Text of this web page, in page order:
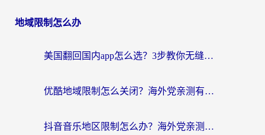
地域限制怎么办
美国翻回国内app怎么选？3步教你无缝刷剧、登12123、访问国内网站
优酷地域限制怎么关闭？海外党亲测有效的追剧加速器选择指南
抖音音乐地区限制怎么办？海外党亲测有效的听歌自由指南